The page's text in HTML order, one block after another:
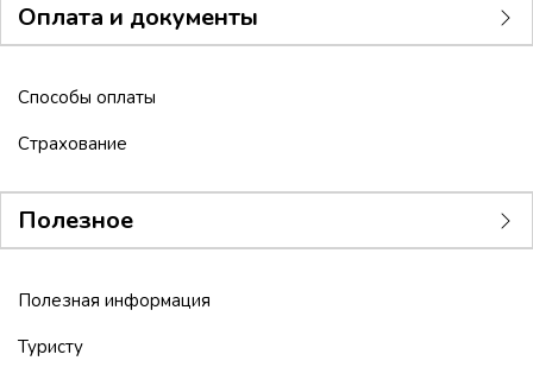
Оплата и документы
Способы оплаты
Страхование
Полезное
Полезная информация
Туристу